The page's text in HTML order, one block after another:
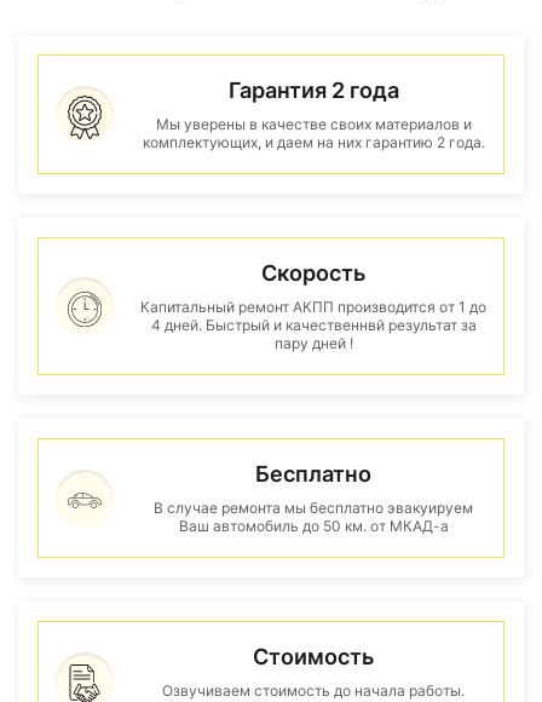
Гарантия 2 года
Мы уверены в качестве своих материалов и
комплектующих, и даем на них гарантию 2 года.
Скорость
Капитальный ремонт АКПП производится от 1 до
4 дней. Быстрый и качественнвй результат за
пару дней !
Бесплатно
В случае ремонта мы бесплатно эвакуируем
Ваш автомобиль до 50 км. от МКАД-а
Стоимость
Озвучиваем стоимость до начала работы.